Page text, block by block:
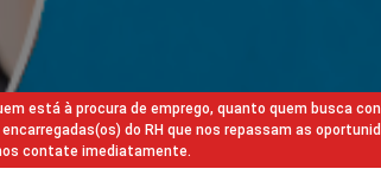
está à procura de emprego, quanto quem busca
do RH que nos repassam as
contate imediatamente.